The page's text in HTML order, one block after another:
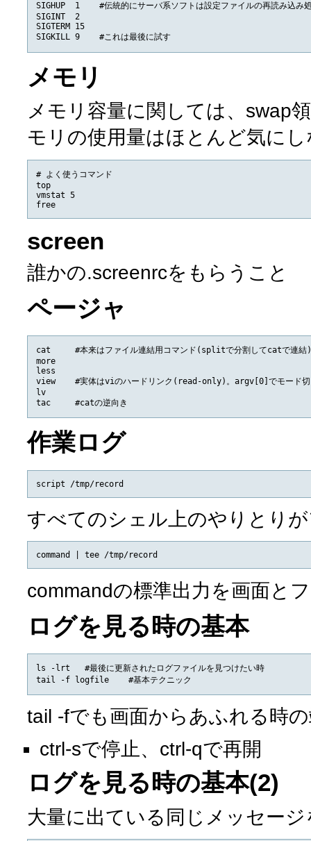
SIGHUP  1    #伝統的にサーバ系ソフトは設定ファイルの再読み込み
SIGINT  2
SIGTERM 15
メモリ
メモリ容量に関しては、swap
モリの使用量はほとんど気に
# よく使うコマンド
top
vmstat 5
screen
誰かの.screenrcをもらうこと
ページャ
cat     #本来はファイル連結用コマンド(splitで分割してcatで連結
more
less
view    #実体はviのハードリンク(read-only)。argv[0]でモード切
lv
作業ログ
すべてのシェル上のやりとり
commandの標準出力を画面と
ログを見る時の基本
ls -lrt   #最後に更新されたログファイルを見つけたい時
tail -fでも画面からあふれる時
ctrl-sで停止、ctrl-qで再開
ログを見る時の基本(2)
大量に出ている同じメッセージ